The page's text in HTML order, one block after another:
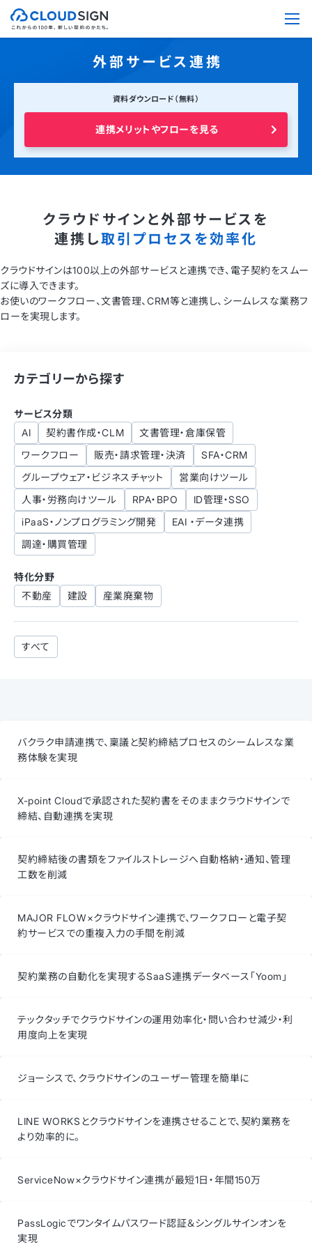
外部サービス連携
資料ダウンロード（無料）
連携メリットやフローを見る
クラウドサインと外部サービスを
連携し取引プロセスを効率化
クラウドサインは100以上の外部サービスと連携でき、電子契約をスムー
ズに導入できます。
お使いのワークフロー、文書管理、CRM等と連携し、シームレスな業務フ
ローを実現します。
カテゴリーから探す
サービス分類
AI
契約書作成・CLM
文書管理・倉庫保管
ワークフロー
販売・請求管理・決済
SFA・CRM
グループウェア・ビジネスチャット
営業向けツール
人事・労務向けツール
RPA・BPO
ID管理・SSO
iPaaS・ノンプログラミング開発
EAI ・データ連携
調達・購買管理
特化分野
不動産
建設 産業廃棄物
すべて
バクラク申請連携で、稟議と契約締結プロセスのシームレスな業
務体験を実現
X-point Cloudで承認された契約書をそのままクラウドサインで
締結、自動連携を実現
契約締結後の書類をファイルストレージへ自動格納・通知、管理
工数を削減
MAJOR FLOW×クラウドサイン連携で、ワークフローと電子契
約サービスでの重複入力の手間を削減
契約業務の自動化を実現するSaaS連携データベース「Yoom」
テックタッチでクラウドサインの運用効率化・問い合わせ減少・利
用度向上を実現
ジョーシスで、クラウドサインのユーザー管理を簡単に
LINE WORKSとクラウドサインを連携させることで、契約業務を
より効率的に。
ServiceNow×クラウドサイン連携が最短1日・年間150万
PassLogicでワンタイムパスワード認証＆シングルサインオンを
実現